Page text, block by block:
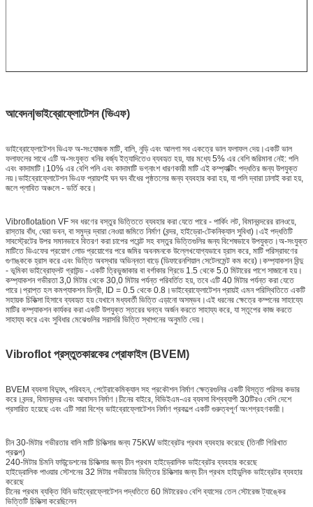
আবেদন|ভাইব্রোফ্লোটেশন (ভিএফ)
ভাইব্রোফ্লোটেশন ভিএফ অ-সংযোজক মাটি, বালি, নুড়ি এবং আলগা সব একত্রে ভাল ফলাফল দেয়।একটি ভাল
ফলাফলের সাথে এটি অ-সংযুক্ত খনির বর্জ্য ইত্যাদিতেও ব্যবহৃত হয়, যার মধ্যে 5% এর বেশি জরিমানা নেই: পলি
এবং কাদামাটি।10% এর বেশি পলি এবং কাদামাটি ভগ্নাংশ ধারণকারী মাটি এই কম্প্যাক্টিং পদ্ধতির জন্য উপযুক্ত
নয়।ভাইব্রোফ্লোটেশন ভিএফ প্রায়শই ঘন ঘন বাঁধের পৃষ্ঠতলের জন্য ব্যবহার করা হয়, যা পলি দ্বারা ঢালাই করা হয়,
জলে প্লাবিত অঞ্চলে - ভর্তি করে।
Vibroflotation VF সব ধরণের বস্তুর ভিত্তিতে ব্যবহার করা যেতে পারে - পার্কিং লট, বিমানবন্দরের রানওয়ে,
রাস্তার বাঁধ, ঘেরা ভবন, বা সমুদ্র দ্বারা নেওয়া জমিতে নির্মাণ (বন্দর, হাইড্রো-টেকনিক্যাল সুবিধা)।এই পদ্ধতিটি
সাবস্ট্রেটের উপর সমানভাবে বিতরণ করা চাপের পয়েন্ট সহ বস্তুর ভিত্তিগুলির জন্য বিশেষভাবে উপযুক্ত।অ-সংযুক্ত
মাটিতে ভিএফের প্রয়োগ লোড প্রয়োগের পরে জমির অবনমনকে উল্লেখযোগ্যভাবে হ্রাস করে, মাটি পরিস্রাবণের
গুণাঙ্ককে হ্রাস করে এবং ভিত্তি অবস্থার অভিন্নতা বাড়ে (ডিফারেনশিয়াল সেটেলমেন্ট কম করে)।কম্প্যাকশন বিন্দু
- ভূমিকা ভাইব্রোফ্লট গ্রাউন্ড - একটি ত্রিভুজাকার বা বর্গাকার গ্রিডে 1.5 থেকে 5.0 মিটারের পাশে সাজানো হয়।
কম্প্যাকশন গভীরতা 3,0 মিটার থেকে 30,0 মিটার পর্যন্ত পরিবর্তিত হয়, তবে এটি 40 মিটার পর্যন্ত করা যেতে
পারে।প্রাপ্ত হল কমপ্যাকশন ডিগ্রী, ID = 0.5 থেকে 0.8।ভাইব্রোফ্লোটেশন প্রায়ই এমন পরিস্থিতিতে একটি
সহায়ক চিকিত্সা হিসাবে ব্যবহৃত হয় যেখানে মধ্যবর্তী ভিত্তি এড়ানো অসম্ভব।এই ধরনের ক্ষেত্রে কম্পনের সাহায্যে
মাটির কম্প্যাকশন কার্যকর করা একটি উপযুক্ত স্তরের ঘনত্ব অর্জন করতে সাহায্য করে, যা স্তূপের কাজ করতে
সাহায্য করে এবং সুবিধার মেঝেগুলির সরাসরি ভিত্তি স্থাপনের অনুমতি দেয়।
Vibroflot প্রস্তুতকারকের প্রোফাইল (BVEM)
BVEM ব্যবসা বিদ্যুৎ, পরিবহন, পেট্রোকেমিক্যাল সহ প্রকৌশল নির্মাণ ক্ষেত্রগুলির একটি বিস্তৃত পরিসর কভার
করে।বন্দর, বিমানবন্দর এবং আবাসন নির্মাণ।চীনের বাইরে, বিভিইএম-এর ব্যবসা বিশ্বব্যাপী 30টিরও বেশি দেশে
প্রসারিত হয়েছে এবং এটি সারা বিশ্বে ভাইব্রোফ্লোটেশন নির্মাণ প্রকল্পে একটি গুরুত্বপূর্ণ অংশগ্রহণকারী।
চীন 30-মিটার গভীরতার বালি মাটি চিকিত্সার জন্য 75KW ভাইব্রেটর প্রথম ব্যবহার করেছে (তিনটি গিরিখাত
প্রকল্প)
240-মিটার চিমনি ফাউন্ডেশনের চিকিত্সার জন্য চীন প্রথম হাইড্রোলিক ভাইব্রেটর ব্যবহার করেছে
হাইড্রোলিক পাওয়ার স্টেশনের 32 মিটার গভীরতার ভিত্তির চিকিত্সার জন্য চীন প্রথম হাইডুলিক ভাইব্রেটর ব্যবহার
করেছে
চীনের প্রথম ব্যক্তি যিনি ভাইব্রোফ্লোটেশন পদ্ধতিতে 60 মিটারেরও বেশি ব্যাসের তেল স্টোরেজ ট্যাঙ্কের
ভিত্তিটি চিকিত্সা করেছিলেন